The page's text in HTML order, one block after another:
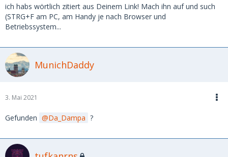
ich habs wörtlich zitiert aus Deinem Link! Mach ihn auf und such
(STRG+F am PC, am Handy je nach Browser und
Betriebssystem...
MunichDaddy
3. Mai 2021
Gefunden Da_Dampa ?